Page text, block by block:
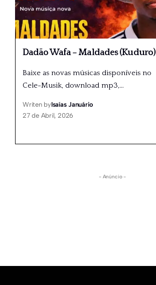
Dadão Wafa – Maldades (Kuduro)
Baixe as novas músicas disponíveis no
Cele-Musik, download mp3,…
Writen byIsaías Januário
27 de Abril, 2026
- Anúncio -